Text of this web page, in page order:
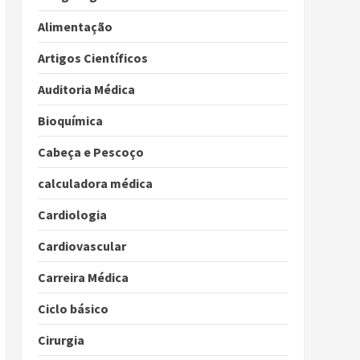
Alimentação
Artigos Científicos
Auditoria Médica
Bioquímica
Cabeça e Pescoço
calculadora médica
Cardiologia
Cardiovascular
Carreira Médica
Ciclo básico
Cirurgia